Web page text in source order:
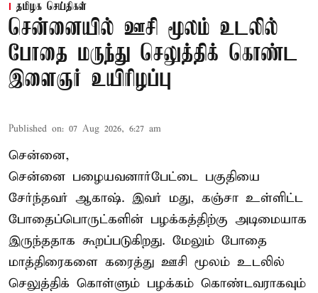
தமிழக செய்திகள்
சென்னையில் ஊசி மூலம் உடலில்
போதை மருந்து செலுத்திக் கொண்ட
இளைஞர் உயிரிழப்பு
Published on: 07 Aug 2026, 6:27 am
சென்னை,
சென்னை பழையவனார்பேட்டை பகுதியை
சேர்ந்தவர் ஆகாஷ். இவர் மது, கஞ்சா உள்ளிட்ட
போதைப்பொருட்களின் பழக்கத்திற்கு அடிமையாக
இருந்ததாக கூறப்படுகிறது. மேலும் போதை
மாத்திரைகளை கரைத்து ஊசி மூலம் உடலில்
செலுத்திக் கொள்ளும் பழக்கம் கொண்டவராகவும்